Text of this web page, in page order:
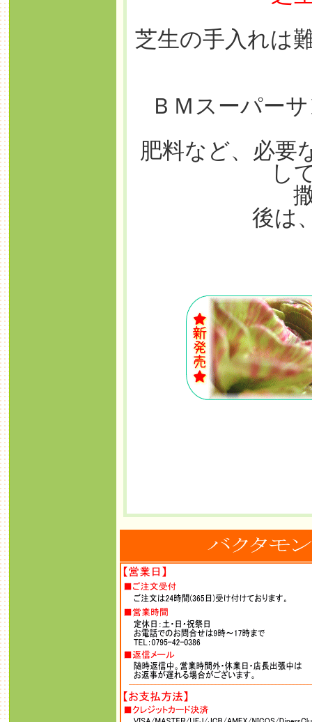
芝生の手入れは
ＢＭスーパー
肥料など、必要
し
後は